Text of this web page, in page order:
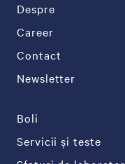
Despre
Career
Contact
Newsletter
Boli
Servicii și teste